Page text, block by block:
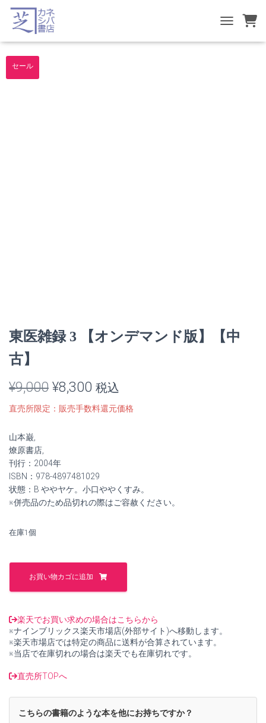
TOGGLE
セール
東医雑録 3 【オンデマンド版】【中
古】
¥9,000 元
の
は
¥9,000
た。
¥8,300 現
在
格
は
す。
税込
直売所限定：販売手数料還元価格
山本巌,
燎原書店,
刊行：2004年
ISBN：978-4897481029
状態：B ややヤケ。小口ややくすみ。
※併売品のため品切れの際はご容赦ください。
在庫1個
東
録
【オ
ン
デ
マ
ド
【中
古】
お買い物カゴに追加
楽天でお買い求めの場合はこちらから
※ナインブリックス楽天市場店(外部サイト)へ移動します。
※楽天市場店では特定の商品に送料が合算されています。
※当店で在庫切れの場合は楽天でも在庫切れです。
直売所TOPへ
こちらの書籍のような本を他にお持ちですか？